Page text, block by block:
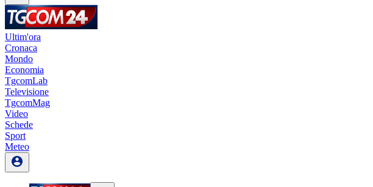
Ultim'ora
Cronaca
Mondo
Economia
TgcomLab
Televisione
TgcomMag
Video
Schede
Sport
Meteo